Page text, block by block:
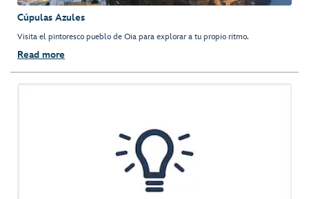
Cúpulas Azules
Visita el pintoresco pueblo de Oia para explorar a tu propio ritmo.
Read more